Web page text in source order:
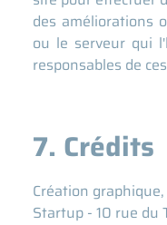
des améliorations
ou le serveur qui
responsables de
7. Crédits
Création
Startup - 10 rue du